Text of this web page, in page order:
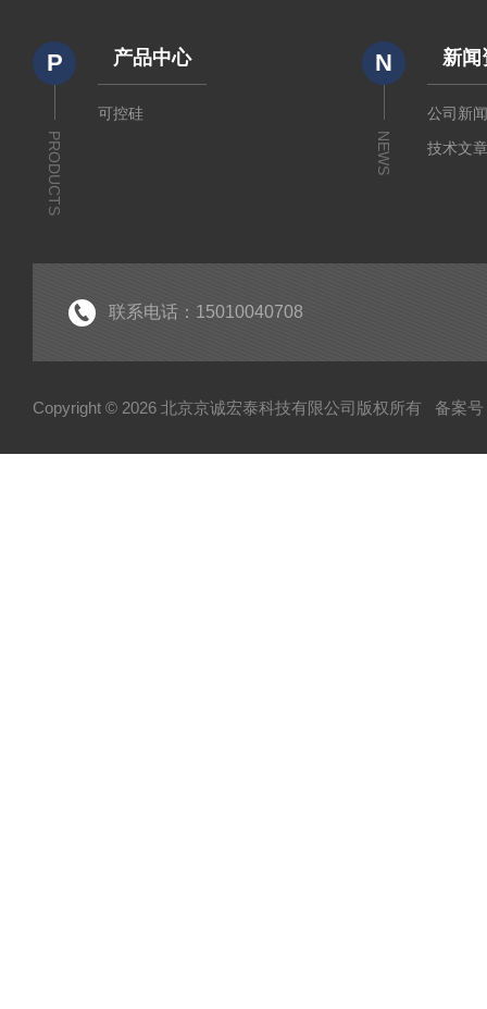
P
PRODUCTS
产品中心
可控硅
N
NEWS
新闻
公司新
技术文
联系电话：15010040708
Copyright © 2026 北京京诚宏泰科技有限公司版权所有 备案号